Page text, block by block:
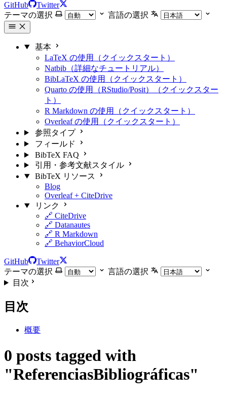
GitHub
Twitter
テーマの選択
言語の選択
基本
LaTeX の使用（クイックスタート）
Natbib（詳細なチュートリアル）
BibLaTeX の使用（クイックスタート）
Quarto の使用（RStudio/Posit）（クイックスター
ト）
R Markdown の使用（クイックスタート）
Overleaf の使用（クイックスタート）
参照タイプ
フィールド
BibTeX FAQ
引用・参考文献スタイル
BibTeX リソース
Blog
Overleaf + CiteDrive
リンク
🔗 CiteDrive
🔗 Datanautes
🔗 R Markdown
🔗 BehaviorCloud
GitHub
Twitter
テーマの選択
言語の選択
目次
目次
概要
0 posts tagged with
"ReferenciasBibliográficas"